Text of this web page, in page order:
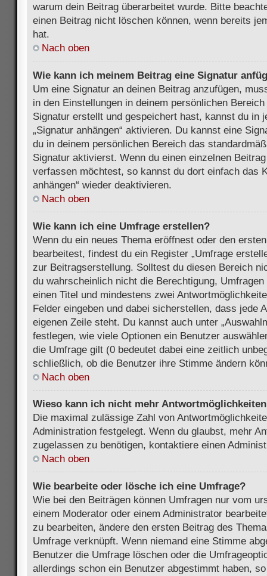
warum dein Beitrag überarbeitet wurde. Bitte
einen Beitrag nicht löschen können, wenn bereits
hat.
Nach oben
Wie kann ich meinem Beitrag eine Signatur
Um eine Signatur an deinen Beitrag anzufügen,
in den Einstellungen in deinem persönlichen
Signatur erstellt und gespeichert hast, kannst du in
„Signatur anhängen“ aktivieren. Du kannst eine
du in deinem persönlichen Bereich das
Signatur aktivierst. Wenn du einen einzelnen
verfassen möchtest, so kannst du dort einfach das
anhängen“ wieder deaktivieren.
Nach oben
Wie kann ich eine Umfrage erstellen?
Wenn du ein neues Thema eröffnest oder den
bearbeitest, findest du ein Register „Umfrage
zur Beitragserstellung. Solltest du diesen Bereich
du wahrscheinlich nicht die Berechtigung,
einen Titel und mindestens zwei
Felder eingeben und dabei sicherstellen, dass jede
eigenen Zeile steht. Du kannst auch unter
festlegen, wie viele Optionen ein Benutzer
die Umfrage gilt (0 bedeutet dabei eine zeitlich
schließlich, ob die Benutzer ihre Stimme ändern
Nach oben
Wieso kann ich nicht mehr
Die maximal zulässige Zahl von
Administration festgelegt. Wenn du glaubst, mehr
zugelassen zu benötigen, kontaktiere einen
Nach oben
Wie bearbeite oder lösche ich eine Umfrage?
Wie bei den Beiträgen können Umfragen nur vom
einem Moderator oder einem Administrator
zu bearbeiten, ändere den ersten Beitrag des
Umfrage verknüpft. Wenn niemand eine Stimme
Benutzer die Umfrage löschen oder die
allerdings schon ein Benutzer abgestimmt haben,